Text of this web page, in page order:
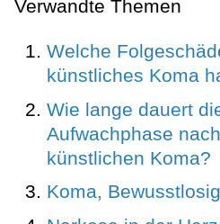
Verwandte Themen
Welche
künstliches Koma
Wie lange dauert
Aufwachphase
künstlichen Koma?
Koma,